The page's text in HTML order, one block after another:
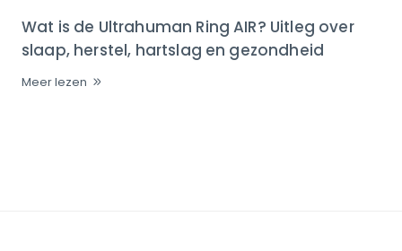
Wat is de Ultrahuman Ring AIR? Uitleg over
slaap, herstel, hartslag en gezondheid
Meer lezen